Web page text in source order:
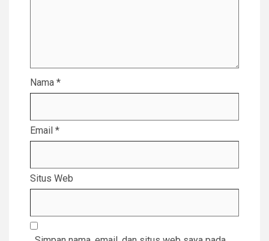
Nama *
Email *
Situs Web